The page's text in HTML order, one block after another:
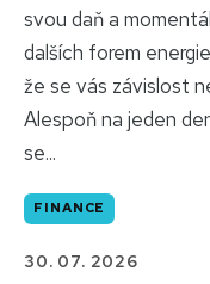
svou daň a
dalších forem
že se vás závislost
Alespoň na jeden
se...
FINANCE
30. 07. 2026